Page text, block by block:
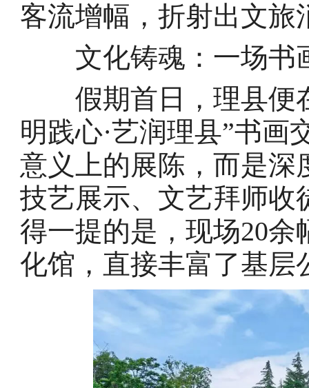
客流增幅，折射出文旅
文化铸魂：一场书
假期首日，理县便
明践心·艺润理县”书画
意义上的展陈，而是深
技艺展示、文艺拜师收
得一提的是，现场20
化馆，直接丰富了基层